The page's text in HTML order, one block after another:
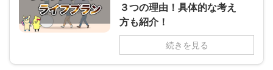
３つの理由！具体的な考え
方も紹介！
続きを見る